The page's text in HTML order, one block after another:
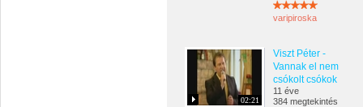
varipiroska
02:21
Viszt Péter -
Vannak el nem
csókolt csókok
11 éve
384 megtekintés